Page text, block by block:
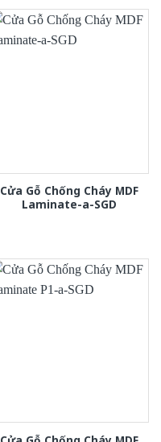
Cửa Gỗ Chống Cháy MDF
Laminate-a-SGD